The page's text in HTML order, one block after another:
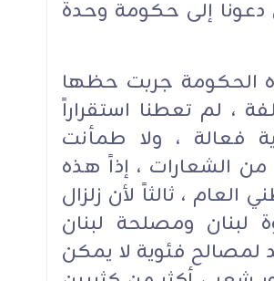
إلى حكومة وحدة
الحكومة جربت حظها
، لم تعطنا استقراراً
فعالة ، ولا طمأنت
الشعارات ، إذاً هذه
، ثالثاً لأن زلزال
لبنان ومصلحة لبنان
لمصالح فئوية لا يمكن